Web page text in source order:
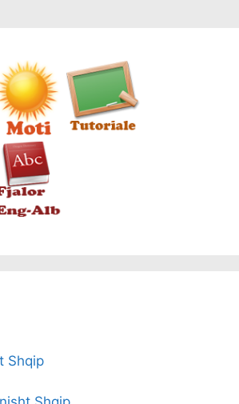
Shqip